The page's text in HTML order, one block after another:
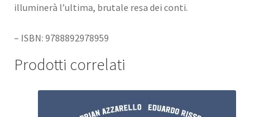
illuminerà l’ultima, brutale resa dei conti.
– ISBN: 9788892978959
Prodotti correlati